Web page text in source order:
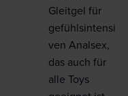
Gleitgel für
gefühlsintensi
ven Analsex,
das auch für
alle Toys